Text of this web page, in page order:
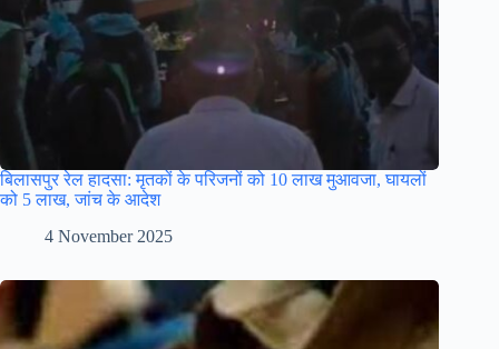
बिलासपुर रेल हादसा: मृतकों के परिजनों को 10 लाख मुआवजा, घायलों
को 5 लाख, जांच के आदेश
4 November 2025